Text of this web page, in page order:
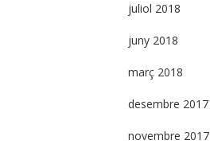
juliol 2018
juny 2018
març 2018
desembre 2017
novembre 2017